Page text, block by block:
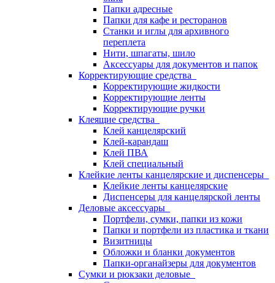
Папки адресные
Папки для кафе и ресторанов
Станки и иглы для архивного
переплета
Нити, шпагаты, шило
Аксессуары для документов и папок
Корректирующие средства
Корректирующие жидкости
Корректирующие ленты
Корректирующие ручки
Клеящие средства
Клей канцелярский
Клей-карандаш
Клей ПВА
Клей специальный
Клейкие ленты канцелярские и диспенсеры
Клейкие ленты канцелярские
Диспенсеры для канцелярской ленты
Деловые аксессуары
Портфели, сумки, папки из кожи
Папки и портфели из пластика и ткани
Визитницы
Обложки и бланки документов
Папки-органайзеры для документов
Сумки и рюкзаки деловые